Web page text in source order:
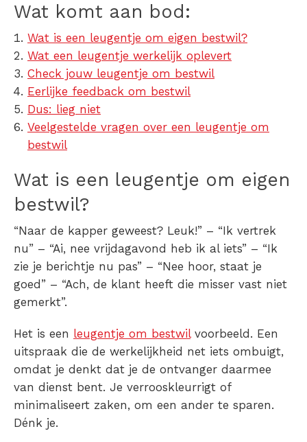
Wat komt aan bod:
Wat is een leugentje om eigen bestwil?
Wat een leugentje werkelijk oplevert
Check jouw leugentje om bestwil
Eerlijke feedback om bestwil
Dus: lieg niet
Veelgestelde vragen over een leugentje om
bestwil
Wat is een leugentje om eigen
bestwil?
“Naar de kapper geweest? Leuk!” – “Ik vertrek
nu” – “Ai, nee vrijdagavond heb ik al iets” – “Ik
zie je berichtje nu pas” – “Nee hoor, staat je
goed” – “Ach, de klant heeft die misser vast niet
gemerkt”.
Het is een leugentje om bestwilvoorbeeld. Een
uitspraak die de werkelijkheid net iets ombuigt,
omdat je denkt dat je de ontvanger daarmee
van dienst bent. Je verrooskleurrigt of
minimaliseert zaken, om een ander te sparen.
Dénk je.